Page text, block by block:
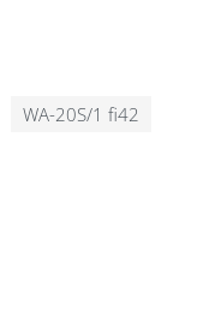
WA-20S/1 fi42